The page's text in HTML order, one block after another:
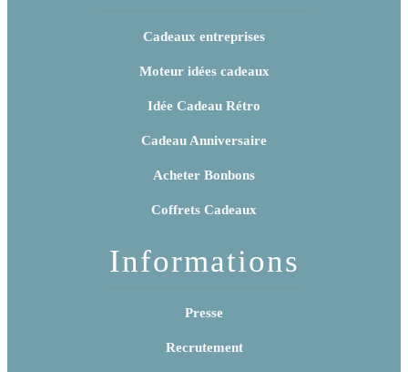
Cadeaux entreprises
Moteur idées cadeaux
Idée Cadeau Rétro
Cadeau Anniversaire
Acheter Bonbons
Coffrets Cadeaux
Informations
Presse
Recrutement